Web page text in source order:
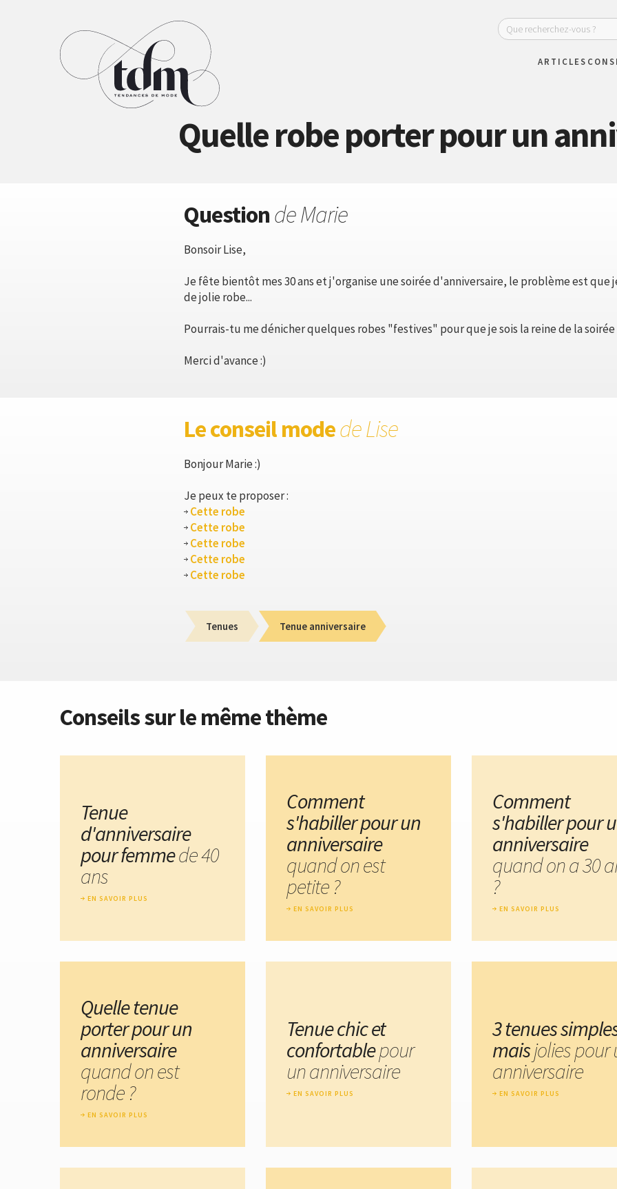
ARTICLES
Quelle robe porter pour un
Questionde Marie
Bonsoir Lise,
Je fête bientôt mes 30 ans et j'organise une soirée d'anniversaire, le problème est que
de jolie robe...
Pourrais-tu me dénicher quelques robes "festives" pour que je sois la reine de la soirée
Merci d'avance :)
Le conseil modede Lise
Bonjour Marie :)
Je peux te proposer :
Cette robe
Cette robe
Cette robe
Cette robe
Cette robe
Tenues Tenue anniversaire
Conseils sur le même thème
Tenue
d'anniversaire
pour femmede 40
ans
EN SAVOIR PLUS
Comment
s'habiller pour un
anniversaire
quand on est
petite ?
EN SAVOIR PLUS
Comment
s'habiller pour
anniversaire
quand on a 30
?
EN SAVOIR PLUS
Quelle tenue
porter pour un
anniversaire
quand on est
ronde ?
EN SAVOIR PLUS
Tenue chic et
confortablepour
un anniversaire
EN SAVOIR PLUS
3 tenues
maisjolies pour
anniversaire
EN SAVOIR PLUS